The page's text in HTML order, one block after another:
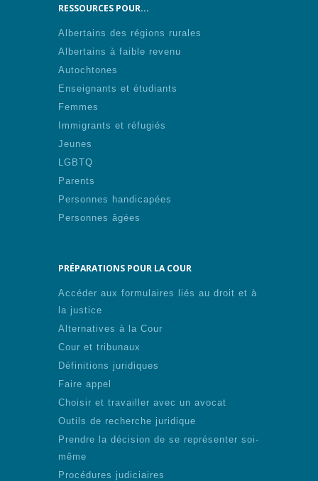
RESSOURCES POUR...
Albertains des régions rurales
Albertains à faible revenu
Autochtones
Enseignants et étudiants
Femmes
Immigrants et réfugiés
Jeunes
LGBTQ
Parents
Personnes handicapées
Personnes âgées
PRÉPARATIONS POUR LA COUR
Accéder aux formulaires liés au droit et à
la justice
Alternatives à la Cour
Cour et tribunaux
Définitions juridiques
Faire appel
Choisir et travailler avec un avocat
Outils de recherche juridique
Prendre la décision de se représenter soi-
même
Procédures judiciaires